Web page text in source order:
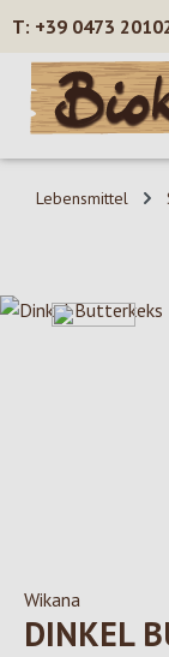
Zum Hauptinhalt
+39 0473
Lebensmittel
Bildergalerie
Wikana
DINKEL